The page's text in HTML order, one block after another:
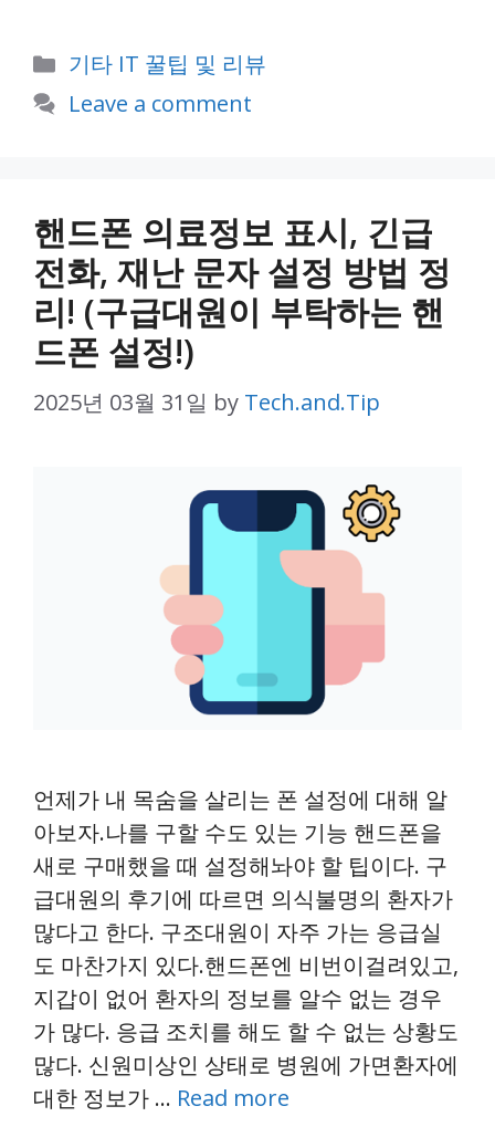
Categories
기타 IT 꿀팁 및 리뷰
Leave a comment
핸드폰 의료정보 표시, 긴급
전화, 재난 문자 설정 방법 정
리! (구급대원이 부탁하는 핸
드폰 설정!)
2025년 03월 31일 by Tech.and.Tip
언제가 내 목숨을 살리는 폰 설정에 대해 알
아보자.나를 구할 수도 있는 기능 핸드폰을
새로 구매했을 때 설정해놔야 할 팁이다. 구
급대원의 후기에 따르면 의식불명의 환자가
많다고 한다. 구조대원이 자주 가는 응급실
도 마찬가지 있다.핸드폰엔 비번이걸려있고,
지갑이 없어 환자의 정보를 알수 없는 경우
가 많다. 응급 조치를 해도 할 수 없는 상황도
많다. 신원미상인 상태로 병원에 가면환자에
대한 정보가 … Read more